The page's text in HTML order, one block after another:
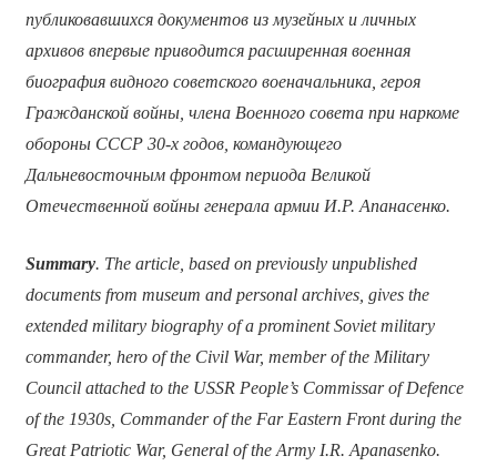
публиковавшихся документов из музейных и личных
архивов впервые приводится расширенная военная
биография видного советского военачальника, героя
Гражданской войны, члена Военного совета при наркоме
обороны СССР 30-х годов, командующего
Дальневосточным фронтом периода Великой
Отечественной войны генерала армии И.Р. Апанасенко.
Summary. The article, based on previously unpublished
documents from museum and personal archives, gives the
extended military biography of a prominent Soviet military
commander, hero of the Civil War, member of the Military
Council attached to the USSR People’s Commissar of Defence
of the 1930s, Commander of the Far Eastern Front during the
Great Patriotic War, General of the Army I.R. Apanasenko.